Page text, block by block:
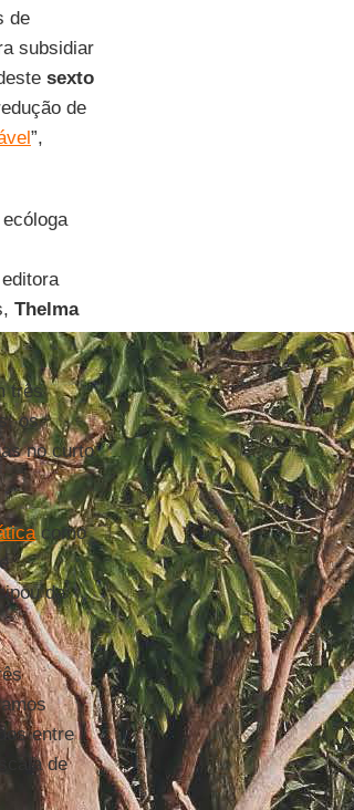
de
subsidiar
sexto
de
”,
Thelma
três
os
no curto
como
da
entre
de